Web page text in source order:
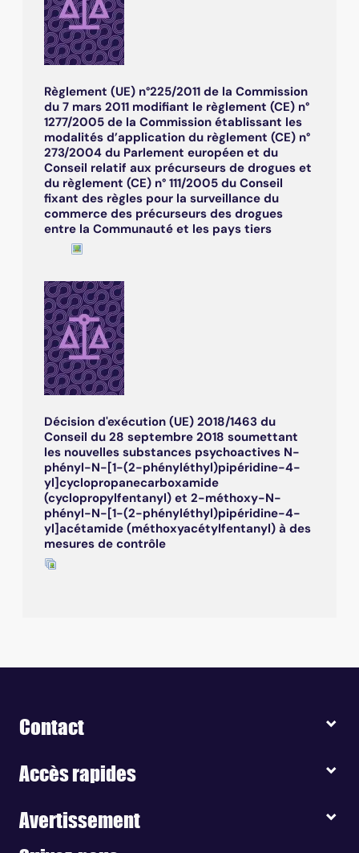
Règlement (UE) n°225/2011 de la Commission
du 7 mars 2011 modifiant le règlement (CE) n°
1277/2005 de la Commission établissant les
modalités d’application du règlement (CE) n°
273/2004 du Parlement européen et du
Conseil relatif aux précurseurs de drogues et
du règlement (CE) n° 111/2005 du Conseil
fixant des règles pour la surveillance du
commerce des précurseurs des drogues
entre la Communauté et les pays tiers
Décision d'exécution (UE) 2018/1463 du
Conseil du 28 septembre 2018 soumettant
les nouvelles substances psychoactives N-
phényl-N-[1-(2-phényléthyl)pipéridine-4-
yl]cyclopropanecarboxamide
(cyclopropylfentanyl) et 2-méthoxy-N-
phényl-N-[1-(2-phényléthyl)pipéridine-4-
yl]acétamide (méthoxyacétylfentanyl) à des
mesures de contrôle
Contact
Accès rapides
Avertissement